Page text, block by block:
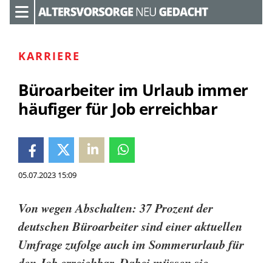
KARRIERE
Büroarbeiter im Urlaub immer
häufiger für Job erreichbar
05.07.2023 15:09
Von wegen Abschalten: 37 Prozent der
deutschen Büroarbeiter sind einer aktuellen
Umfrage zufolge auch im Sommerurlaub für